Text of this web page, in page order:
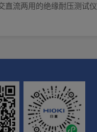
直流两用的绝缘耐压测试仪